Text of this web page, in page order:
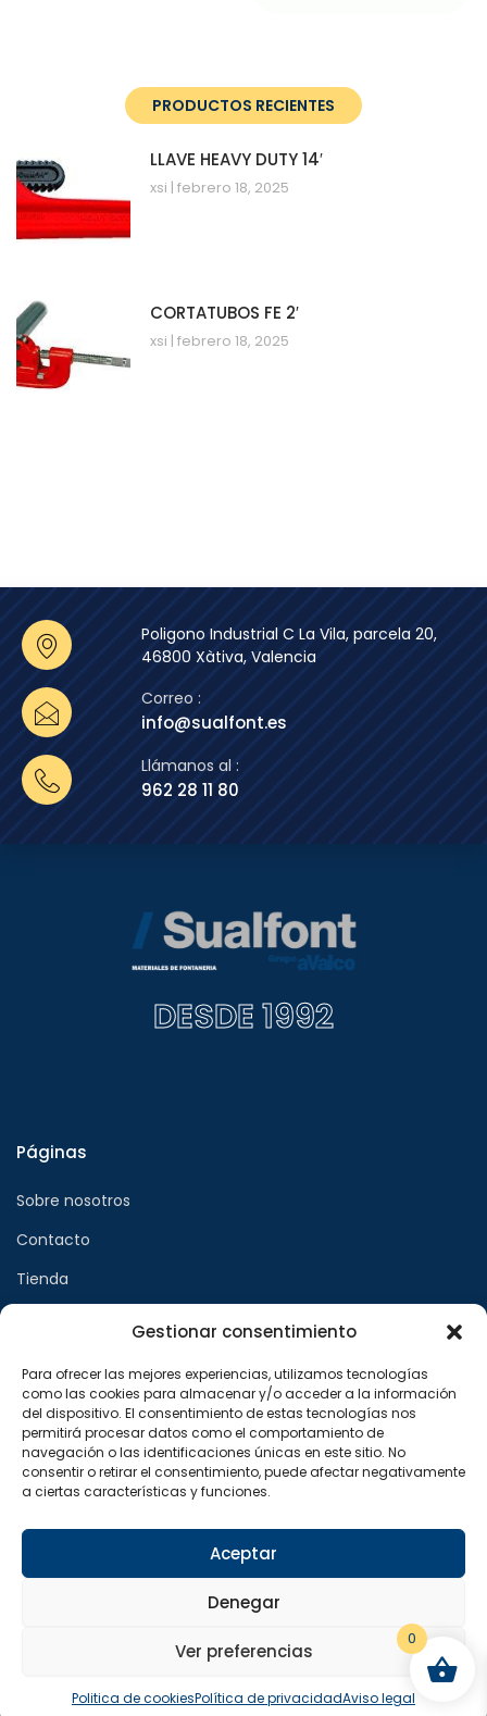
Gestionar consentimiento
Para ofrecer las mejores experiencias, utilizamos tecnologías
como las cookies para almacenar y/o acceder a la información
del dispositivo. El consentimiento de estas tecnologías nos
permitirá procesar datos como el comportamiento de
navegación o las identificaciones únicas en este sitio. No
consentir o retirar el consentimiento, puede afectar negativamente
a ciertas características y funciones.
Aceptar
Denegar
Ver preferencias
Politica de cookiesPolítica de privacidadAviso legal
PRODUCTOS RECIENTES
LLAVE HEAVY DUTY 14′
xsi febrero 18, 2025
CORTATUBOS FE 2′
xsi febrero 18, 2025
Poligono Industrial C La Vila, parcela 20,
46800 Xàtiva, Valencia
Correo :
info@sualfont.es
Llámanos al :
962 28 11 80
DESDE 1992
Páginas
Sobre nosotros
Contacto
Tienda
Aviso legal
Política de privacidad
Política de cookies
Síguenos en
F X
r
I
m
Copyright © 2024 Sualfont S.L. Todos los derechos
reservados.
0